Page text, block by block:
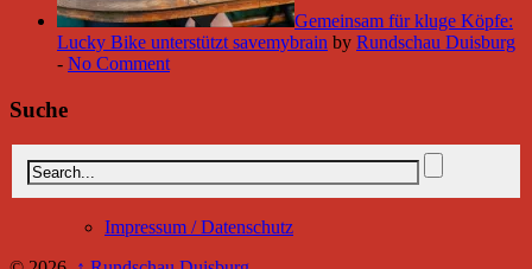
Gemeinsam für kluge Köpfe:
Lucky Bike unterstützt savemybrain by Rundschau Duisburg
- No Comment
Suche
Impressum / Datenschutz